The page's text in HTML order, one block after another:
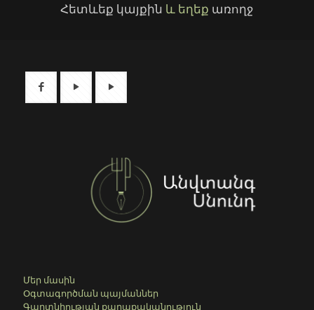
Հետևեք կայքին և եղեք առողջ
Մեր մասին
Օգտագործման պայմաններ
Գաղտնիության քաղաքականություն